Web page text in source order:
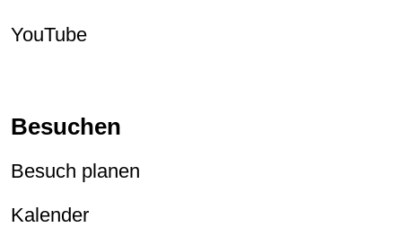
YouTube
Besuchen
Besuch planen
Kalender